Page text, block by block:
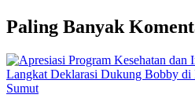
Paling Banyak
Sumut